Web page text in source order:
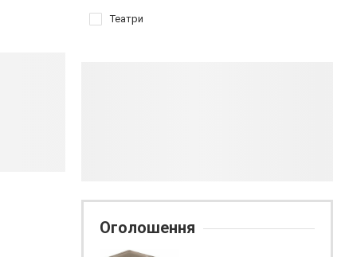
Театри
Оголошення